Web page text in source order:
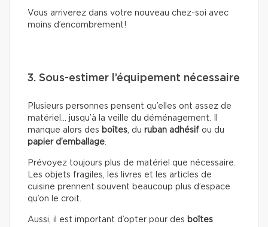
Vous arriverez dans votre nouveau chez-soi avec
moins d’encombrement!
3. Sous-estimer l’équipement nécessaire
Plusieurs personnes pensent qu’elles ont assez de
matériel… jusqu’à la veille du déménagement. Il
manque alors des boîtes, du ruban adhésif ou du
papier d’emballage.
Prévoyez toujours plus de matériel que nécessaire.
Les objets fragiles, les livres et les articles de
cuisine prennent souvent beaucoup plus d’espace
qu’on le croit.
Aussi, il est important d’opter pour des boîtes